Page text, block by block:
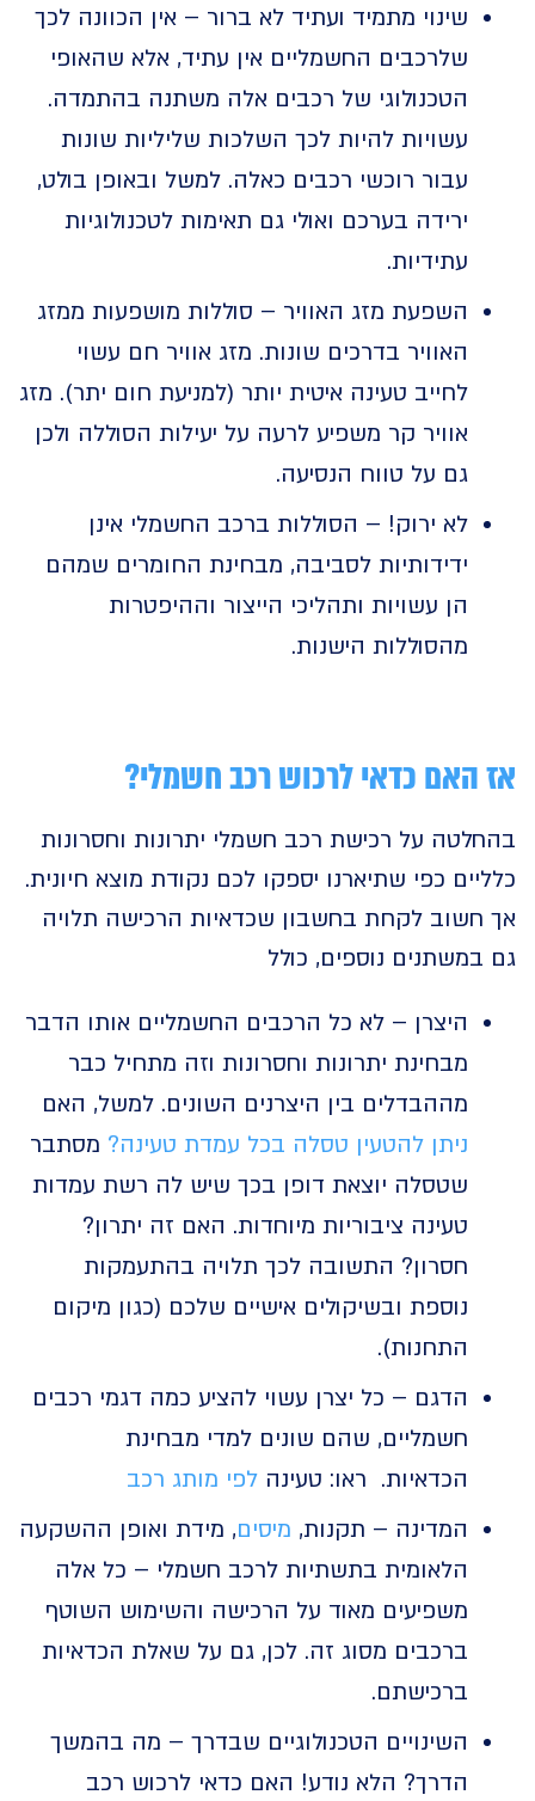
שינוי מתמיד ועתיד לא ברור – אין הכוונה לכך
שלרכבים החשמליים אין עתיד, אלא שהאופי
הטכנולוגי של רכבים אלה משתנה בהתמדה.
עשויות להיות לכך השלכות שליליות שונות
עבור רוכשי רכבים כאלה. למשל ובאופן בולט,
ירידה בערכם ואולי גם תאימות לטכנולוגיות
עתידיות.
השפעת מזג האוויר – סוללות מושפעות ממזג
האוויר בדרכים שונות. מזג אוויר חם עשוי
לחייב טעינה איטית יותר (למניעת חום יתר). מזג
אוויר קר משפיע לרעה על יעילות הסוללה ולכן
גם על טווח הנסיעה.
לא ירוק! – הסוללות ברכב החשמלי אינן
ידידותיות לסביבה, מבחינת החומרים שמהם
הן עשויות ותהליכי הייצור וההיפטרות
מהסוללות הישנות.
כדאי לרכוש רכב חשמלי?
על רכישת רכב חשמלי יתרונות וחסרונות
כפי שתיארנו יספקו לכם נקודת מוצא חיונית.
לקחת בחשבון שכדאיות הרכישה תלויה
נוספים, כולל
היצרן – לא כל הרכבים החשמליים אותו הדבר
מבחינת יתרונות וחסרונות וזה מתחיל כבר
מההבדלים בין היצרנים השונים. למשל, האם
ניתן להטעין טסלה בכל עמדת טעינה?מסתבר
שטסלה יוצאת דופן בכך שיש לה רשת עמדות
טעינה ציבוריות מיוחדות. האם זה יתרון?
חסרון? התשובה לכך תלויה בהתעמקות
נוספת ובשיקולים אישיים שלכם (כגון מיקום
התחנות).
הדגם – כל יצרן עשוי להציע כמה דגמי רכבים
חשמליים, שהם שונים למדי מבחינת
הכדאיות. ראו: טעינהלפי מותג רכב
המדינה – תקנות,מיסים, מידת ואופן ההשקעה
הלאומית בתשתיות לרכב חשמלי – כל אלה
משפיעים מאוד על הרכישה והשימוש השוטף
ברכבים מסוג זה. לכן, גם על שאלת הכדאיות
ברכישתם.
השינויים הטכנולוגיים שבדרך – מה בהמשך
הדרך? הלא נודע! האם כדאי לרכוש רכב